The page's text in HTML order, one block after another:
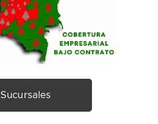
Sucursales